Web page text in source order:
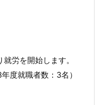
労を開始します。
数：3名）